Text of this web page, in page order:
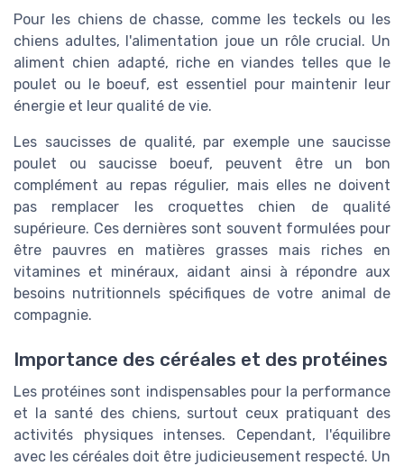
Pour les chiens de chasse, comme les teckels ou les
chiens adultes, l'alimentation joue un rôle crucial. Un
aliment chien adapté, riche enviandes telles que le
poulet ou le boeuf, est essentiel pour maintenir leur
énergie et leur qualité de vie.
Les saucissesde qualité, par exemple une saucisse
poulet ou saucisse boeuf, peuvent être un bon
complément au repas régulier, mais elles ne doivent
pas remplacer les croquettes chien de qualité
supérieure. Ces dernières sont souvent formulées pour
être pauvres en matières grasses mais riches en
vitamines et minéraux, aidant ainsi à répondre aux
besoins nutritionnels spécifiques de votre animal de
compagnie.
Importance des céréales et des protéines
Les protéines sont indispensables pour la performance
et la santé des chiens, surtout ceux pratiquant des
activités physiques intenses. Cependant, l'équilibre
avec les céréales doit être judicieusement respecté. Un